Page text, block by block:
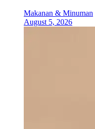
Makanan & Minuman
August 5, 2026